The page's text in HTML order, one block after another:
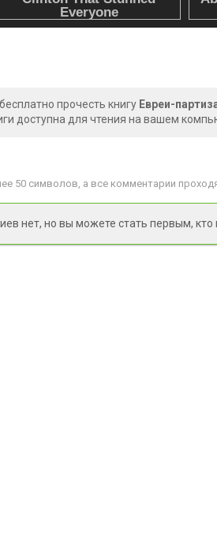
прочесть книгу Евреи-
доступна для чтения на вашем
50 символов, а все комментарии
нет, но вы можете стать первым,